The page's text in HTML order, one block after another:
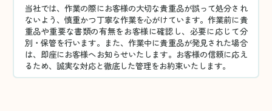
当社では、作業の際にお客様の大切な貴重品が誤って処分され
ないよう、慎重かつ丁寧な作業を心がけています。作業前に貴
重品や重要な書類の有無をお客様に確認し、必要に応じて分
別・保管を行います。また、作業中に貴重品が発見された場合
は、即座にお客様へお知らせいたします。お客様の信頼に応え
るため、誠実な対応と徹底した管理をお約束いたします。